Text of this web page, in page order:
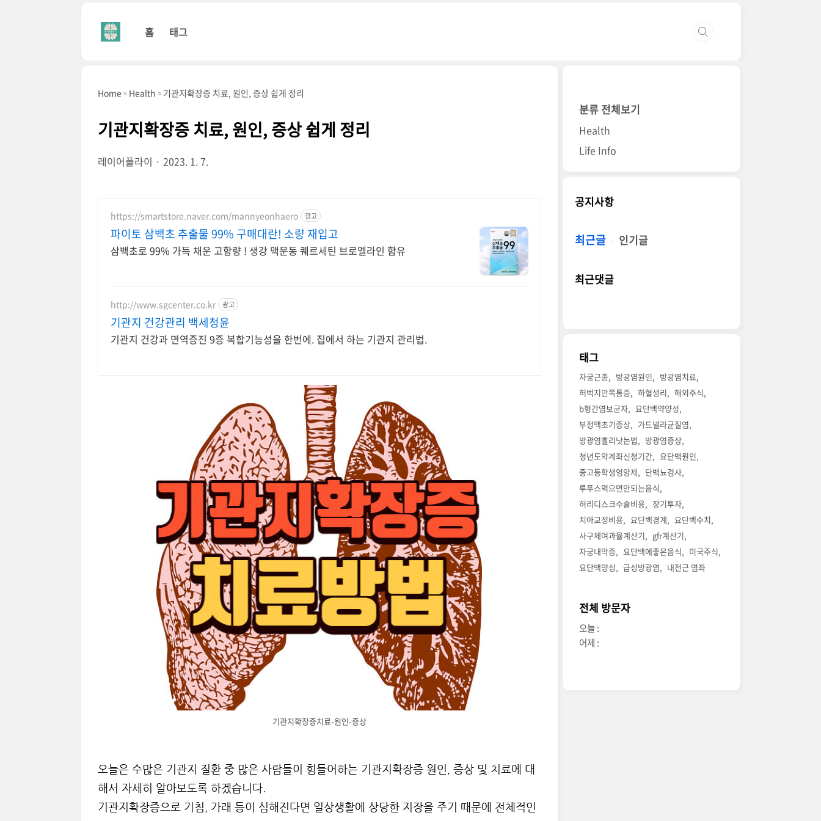
홈 태그
Home Health 기관지확장증 치료, 원인, 증상 쉽게 정리
기관지확장증 치료, 원인, 증상 쉽게 정리
레이어플라이 2023. 1. 7.
https://smartstore.naver.com/mannyeonhaero 광고
파이토 삼백초 추출물 99% 구매대란! 소량 재입고
삼백초로 99% 가득 채운 고함량 ! 생강 맥문동 퀘르세틴 브로멜라인 함유
http://www.sgcenter.co.kr 광고
기관지 건강관리 백세청윤
기관지 건강과 면역증진 9증 복합기능성을 한번에. 집에서 하는 기관지 관리법.
기관지확장증치료-원인-증상
오늘은 수많은 기관지 질환 중 많은 사람들이 힘들어하는 기관지확장증 원인, 증상 및 치료에 대
해서 자세히 알아보도록 하겠습니다.
기관지확장증으로 기침, 가래 등이 심해진다면 일상생활에 상당한 지장을 주기 때문에 전체적인
분류 전체보기
Health
Life Info
공지사항
최근글 인기글
최근댓글
태그
자궁근종 방광염원인
방광염치료
허벅지안쪽통증
하혈생리
해외주식
b형간염보균자
요단백약양성
부정맥초기증상
가드넬라균질염
방광염빨리낫는법
방광염증상
청년도약계좌신청기간
요단백원인
중고등학생영양제
단백뇨검사
루푸스먹으면안되는음식
허리디스크수술비용
장기투자
치아교정비용
요단백경계
요단백수치
사구체여과율계산기
gfr계산기
자궁내막증
요단백에좋은음식
미국주식
요단백양성
급성방광염 내전근 염좌
전체 방문자
오늘 :
어제 :